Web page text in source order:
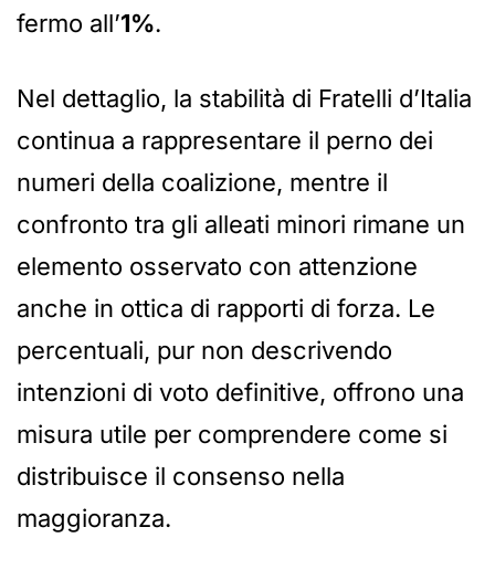
fermo all’1%.
Nel dettaglio, la stabilità di Fratelli d’Italia
continua a rappresentare il perno dei
numeri della coalizione, mentre il
confronto tra gli alleati minori rimane un
elemento osservato con attenzione
anche in ottica di rapporti di forza. Le
percentuali, pur non descrivendo
intenzioni di voto definitive, offrono una
misura utile per comprendere come si
distribuisce il consenso nella
maggioranza.